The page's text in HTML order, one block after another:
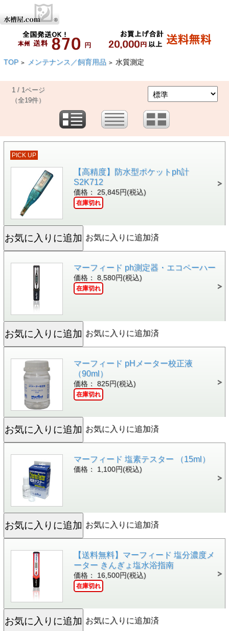
TOP > メンテナンス／飼育用品 > 水質測定
1 / 1ページ
（全19件）
PICK UP
【高精度】防水型ポケットph計
S2K712
価格： 25,845円(税込)
在庫切れ
お気に入りに追加済
マーフィード ph測定器・エコペーハー
価格： 8,580円(税込)
在庫切れ
お気に入りに追加済
マーフィード pHメーター校正液
（90ml）
価格： 825円(税込)
在庫切れ
お気に入りに追加済
マーフィード 塩素テスター （15ml）
価格： 1,100円(税込)
お気に入りに追加済
【送料無料】マーフィード 塩分濃度メ
ーター きんぎょ塩水浴指南
価格： 16,500円(税込)
在庫切れ
お気に入りに追加済